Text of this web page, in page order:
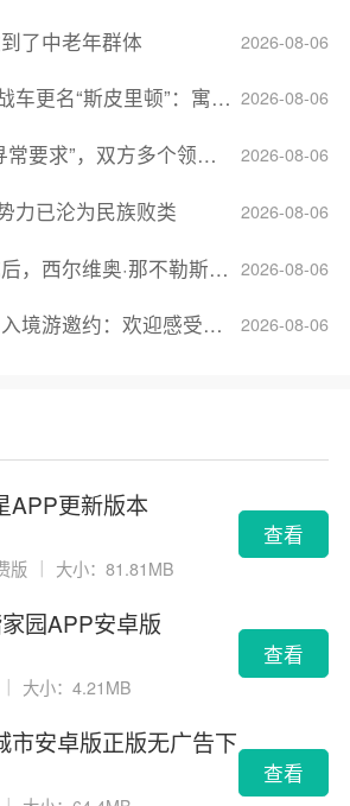
2026-08-06
了中老年群体
2026-08-06
里顿”：寓意强大可靠，彰显俄精神力量
2026-08-06
领域分歧依旧，印美贸易谈判进入“关键阶段”
2026-08-06
力已沦为民族败类
2026-08-06
奥·那不勒斯出任Lucid首席执行官
2026-08-06
约：欢迎感受无滤镜的真实中国
APP更新版本
版 ｜ 大小：81.81MB
查看
园APP安卓版
大小：4.21MB
查看
市安卓版正版无广告下
查看